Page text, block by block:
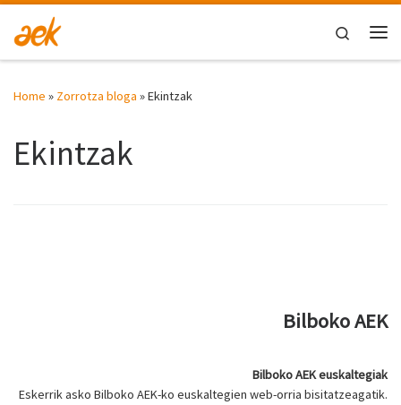
Skip to content
Search
Home » Zorrotza bloga »Ekintzak
Ekintzak
Bilboko AEK
Bilboko AEK euskaltegiak
Eskerrik asko Bilboko AEK-ko euskaltegien web-orria bisitatzeagatik.